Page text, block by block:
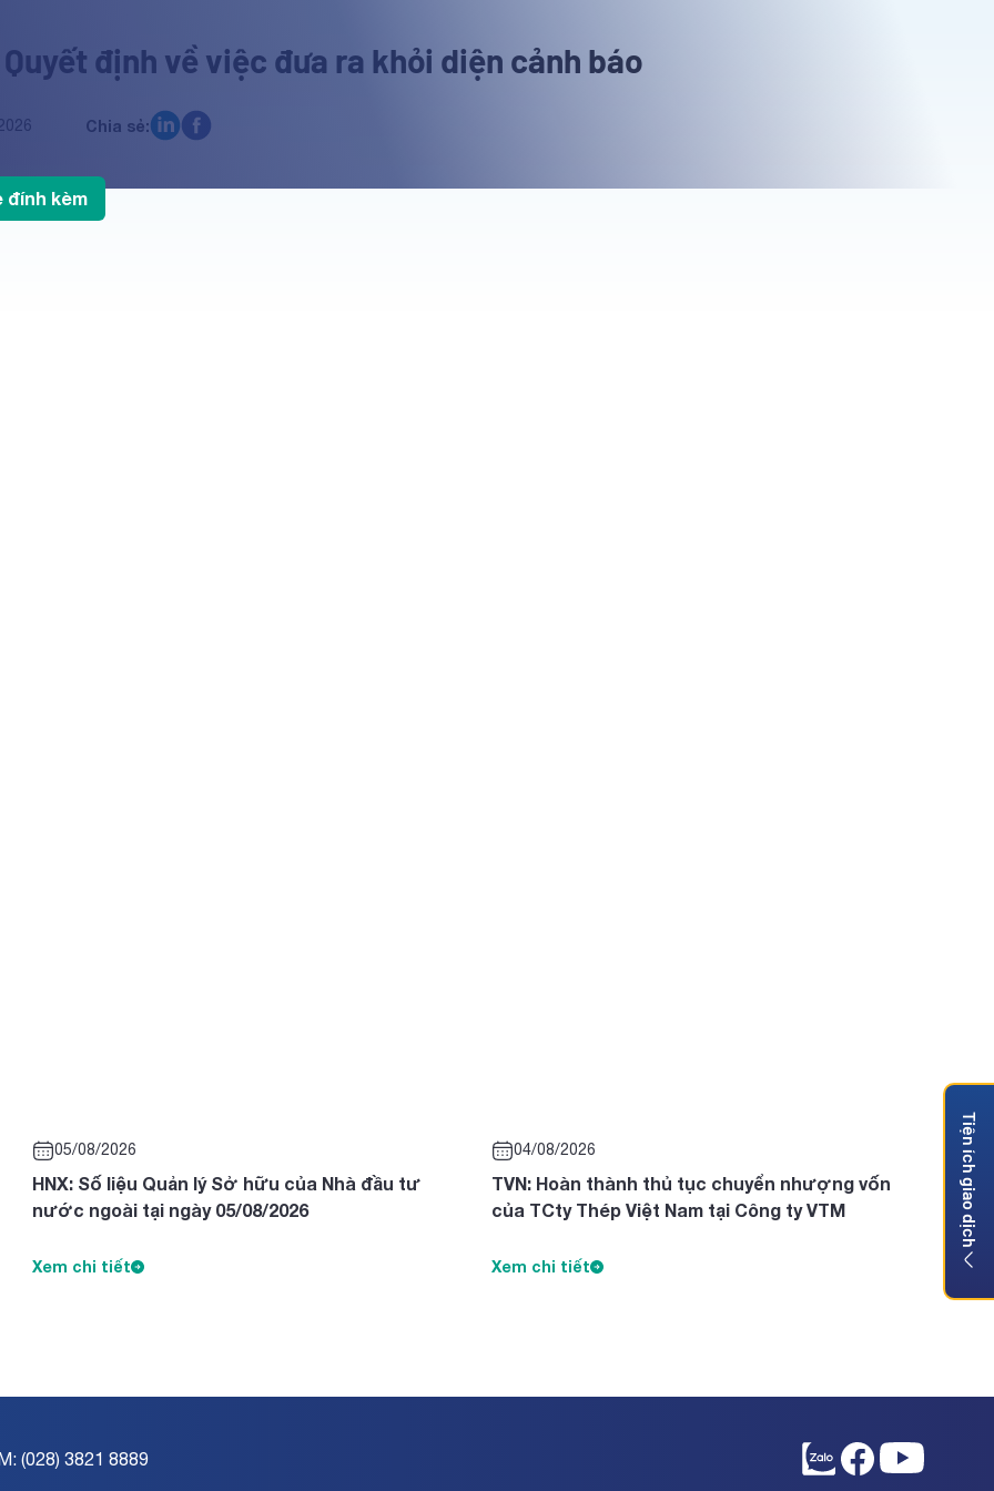
định về việc đưa ra khỏi diện cảnh báo
Chia sẻ:
đính kèm
05/08/2026
HNX: Số liệu Quản lý Sở hữu của Nhà đầu tư
nước ngoài tại ngày 05/08/2026
Xem chi tiết
04/08/2026
TVN: Hoàn thành thủ tục chuyển nhượng vốn
của TCty Thép Việt Nam tại Công ty VTM
Xem chi tiết
(028) 3821 8889
Tiện ích giao dịch